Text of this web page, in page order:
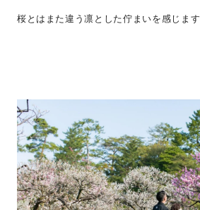
桜とはまた違う凛とした佇まいを感じます